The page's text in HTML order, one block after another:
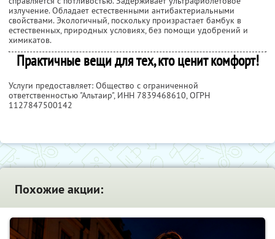
излучение. Обладает естественными антибактериальными
свойствами. Экологичный, поскольку произрастает бамбук в
естественных, природных условиях, без помощи удобрений и
химикатов.
Практичные вещи для тех, кто ценит комфорт!
Услуги предоставляет: Общество с ограниченной
ответственностью "Альтаир", ИНН 7839468610, ОГРН
1127847500142
Похожие акции: